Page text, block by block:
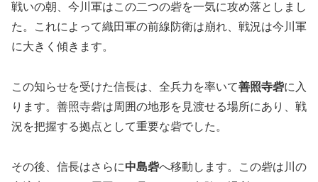
戦いの朝、今川軍はこの二つの砦を一気に攻め落としまし
た。これによって織田軍の前線防衛は崩れ、戦況は今川軍
に大きく傾きます。
この知らせを受けた信長は、全兵力を率いて善照寺砦に入
ります。善照寺砦は周囲の地形を見渡せる場所にあり、戦
況を把握する拠点として重要な砦でした。
その後、信長はさらに中島砦へ移動します。この砦は川の